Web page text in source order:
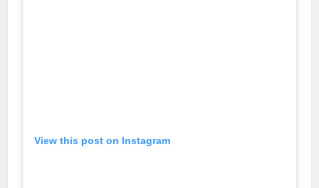
View this post on Instagram